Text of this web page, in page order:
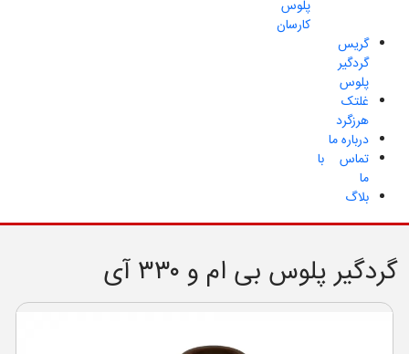
پلوس
کارسان
گریس
گردگیر
پلوس
غلتک
هرزگرد
درباره ما
تماس با
ما
بلاگ
گردگیر پلوس بی ام و ۳۳۰ آی